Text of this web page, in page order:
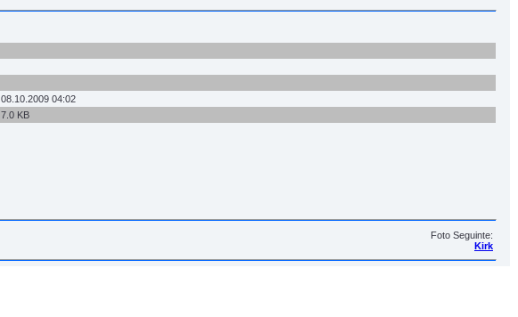
08.10.2009 04:02
7.0 KB
Foto Seguinte:
Kirk